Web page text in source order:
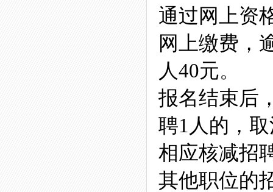
通过网上资
网上缴费，
人40元。
报名结束后
聘1人的，
相应核减招
其他职位的